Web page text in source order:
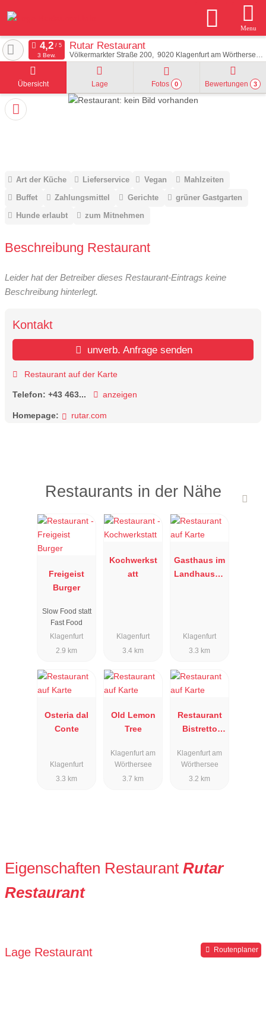
Menu
Rutar Restaurant
Völkermarkter Straße 200 9020 Klagenfurt am Wörthersee
3 Bew.
Übersicht Lage Fotos 0 Bewertungen 3
Art der Küche Lieferservice Vegan
Mahlzeiten
Buffet
Zahlungsmittel Gerichte
grüner Gastgarten
Hunde erlaubt
zum Mitnehmen
Beschreibung Restaurant
Leider hat der Betreiber dieses Restaurant-Eintrags keine
Beschreibung hinterlegt.
Kontakt
unverb. Anfrage senden
Restaurant auf der Karte
Telefon: +43 463... anzeigen
Homepage: rutar.com
Restaurants in der Nähe
Freigeist
Burger
Slow Food statt
Fast Food
Klagenfurt
2.9 km
Kochwerkst
att
Klagenfurt
3.4 km
Gasthaus im
Landhausho
Klagenfurt
3.3 km
Osteria dal
Conte
Klagenfurt
3.3 km
Old Lemon
Tree
Klagenfurt am
Wörthersee
3.7 km
Restaurant
Bistretto
Klagenfurt am
Wörthersee
3.2 km
Eigenschaften Restaurant Rutar
Restaurant
Lage Restaurant Routenplaner